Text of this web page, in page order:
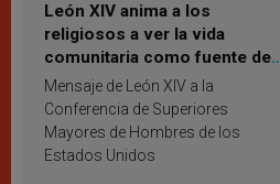
León XIV anima a los
religiosos a ver la vida
comunitaria como fuente de
inspiración y santificación
Mensaje de León XIV a la
Conferencia de Superiores
Mayores de Hombres de los
Estados Unidos